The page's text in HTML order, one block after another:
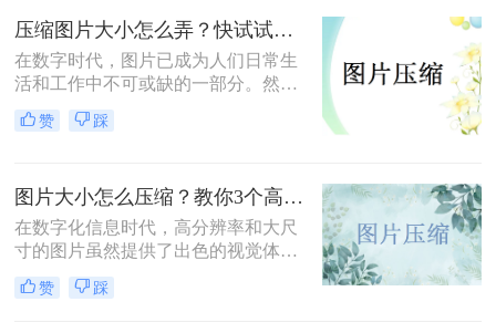
压缩图片大小怎么弄？快试试这3个压缩方法！
在数字时代，图片已成为人们日常生
活和工作中不可或缺的一部分。然
而，有时我们遇到的图片文件过大，
不仅占用存储空间，还影响上传和分
方法，帮助用户轻松解决图片大小问
题。
赞 踩
图片大小怎么压缩？教你3个高效压缩方法！
在数字化信息时代，高分辨率和大尺
寸的图片虽然提供了出色的视觉体
验，但也带来了存储空间占用过多、
网页加载速度慢以及文件传输效率低
赞 踩